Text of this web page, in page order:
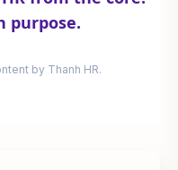
purpose.
by Thanh HR.